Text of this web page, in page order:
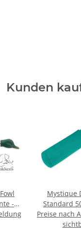
Kunden
-
Mystique
Standard
Preise nach